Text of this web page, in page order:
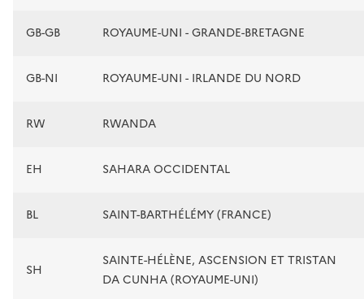
GB-GB ROYAUME-UNI - GRANDE-BRETAGNE
GB-NI ROYAUME-UNI - IRLANDE DU NORD
RW RWANDA
EH SAHARA OCCIDENTAL
BL SAINT-BARTHÉLÉMY (FRANCE)
SH
SAINTE-HÉLÈNE, ASCENSION ET TRISTAN
DA CUNHA (ROYAUME-UNI)